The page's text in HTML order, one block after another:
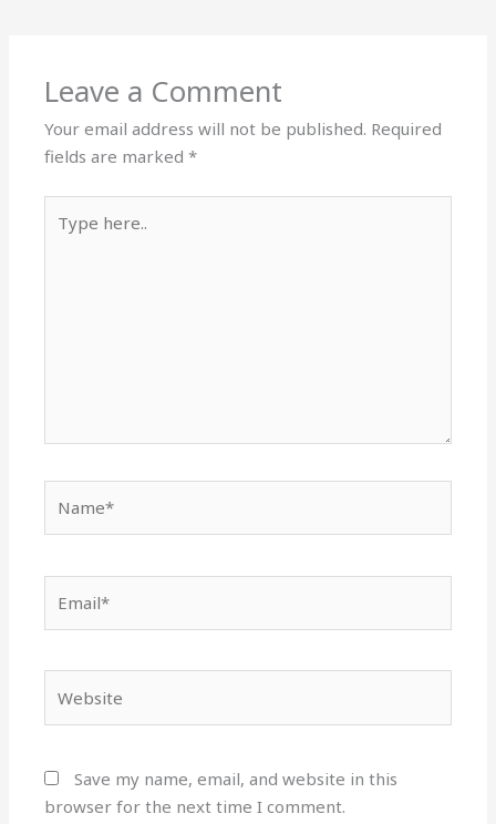
Leave a Comment
Your email address will not be published. Required
fields are marked*
here..
Save my name, email, and website in this
browser for the next time I comment.